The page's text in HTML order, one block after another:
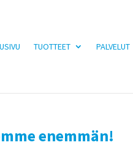
TUOTTEET PALVELUT
enemmän!